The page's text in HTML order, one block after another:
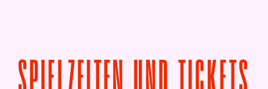
SPIELZEITEN UND TICKETS